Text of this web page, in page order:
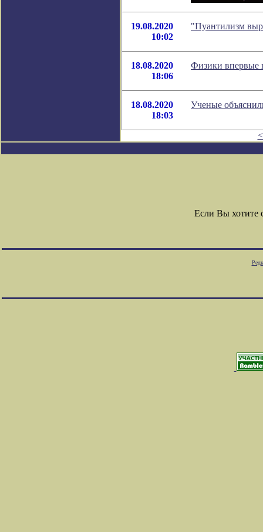
19.08.2020
10:02
"Пуантилизм
18.08.2020
18:06
Физики впервые
18.08.2020
18:03
Ученые
Если Вы хотите